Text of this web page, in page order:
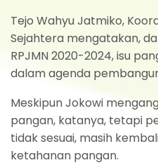
Tejo Wahyu Jatmiko,
Sejahtera mengatakan,
RPJMN 2020-2024, isu
dalam agenda
Meskipun Jokowi
pangan, katanya, tetapi
tidak sesuai, masih
ketahanan pangan.